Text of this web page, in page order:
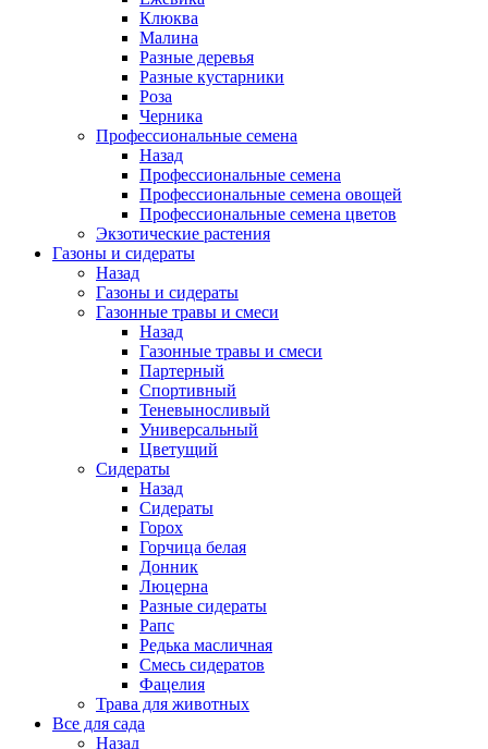
Клюква
Малина
Разные деревья
Разные кустарники
Роза
Черника
Профессиональные семена
Назад
Профессиональные семена
Профессиональные семена овощей
Профессиональные семена цветов
Экзотические растения
Газоны и сидераты
Назад
Газоны и сидераты
Газонные травы и смеси
Назад
Газонные травы и смеси
Партерный
Спортивный
Теневыносливый
Универсальный
Цветущий
Сидераты
Назад
Сидераты
Горох
Горчица белая
Донник
Люцерна
Разные сидераты
Рапс
Редька масличная
Смесь сидератов
Фацелия
Трава для животных
Все для сада
Назад